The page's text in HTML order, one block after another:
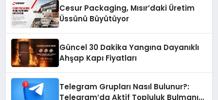
Cesur Packaging, Mısır’daki Üretim
Üssünü Büyütüyor
Güncel 30 Dakika Yangına Dayanıklı
Ahşap Kapı Fiyatları
Telegram Grupları Nasıl Bulunur?:
Telegram’da Aktif Topluluk Bulmanın